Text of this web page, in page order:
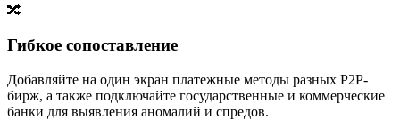
🔀
Гибкое сопоставление
Добавляйте на один экран платежные методы разных P2P-
бирж, а также подключайте государственные и коммерческие
банки для выявления аномалий и спредов.